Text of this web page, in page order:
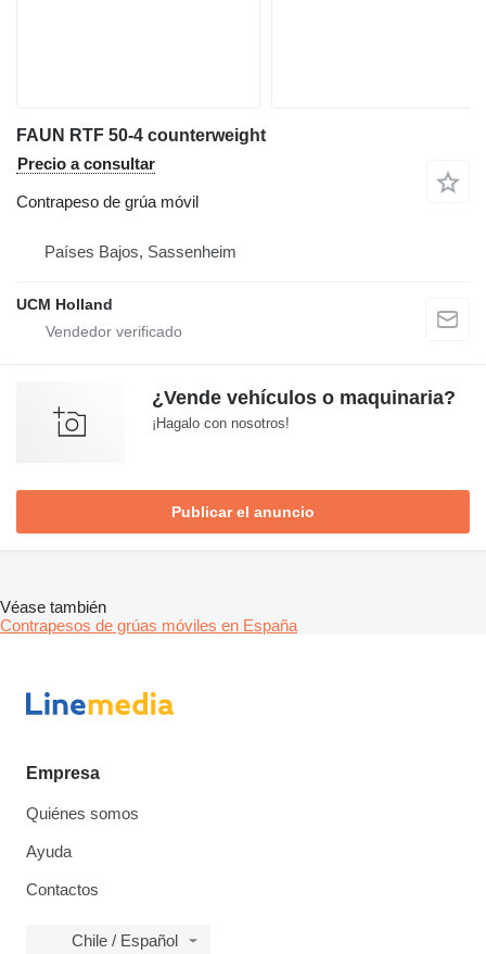
FAUN RTF 50-4 counterweight
Precio a consultar
Contrapeso de grúa móvil
Países Bajos, Sassenheim
UCM Holland
¿Vende vehículos o maquinaria?
¡Hagalo con nosotros!
Publicar el anuncio
Véase también
Contrapesos de grúas móviles en España
Empresa
Quiénes somos
Ayuda
Contactos
Chile / Español